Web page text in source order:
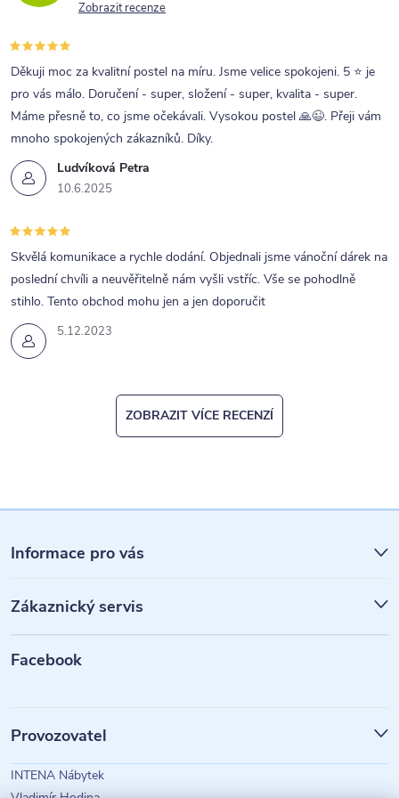
Zobrazit recenze
Ludvíková Petra
10.6.2025
Děkuji moc za kvalitní postel na míru. Jsme velice spokojeni. 5 ⭐ je
pro vás málo. Doručení - super, složení - super, kvalita - super.
Máme přesně to, co jsme očekávali. Vysokou postel 🙏😉. Přeji vám
mnoho spokojených zákazníků. Díky.
5.12.2023
Skvělá komunikace a rychle dodání. Objednali jsme vánoční dárek na
poslední chvíli a neuvěřitelně nám vyšli vstříc. Vše se pohodlně
stihlo. Tento obchod mohu jen a jen doporučit
ZOBRAZIT VÍCE RECENZÍ
á
p
a
Informace pro vás
Zákaznický servis
Facebook
Provozovatel
INTENA Nábytek